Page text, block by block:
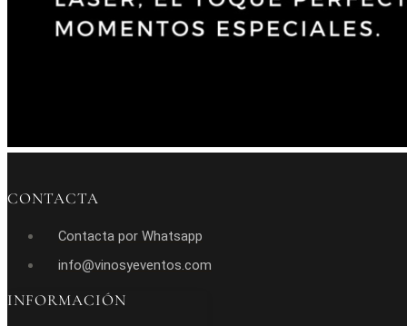
CONTACTA
Contacta por Whatsapp
info@vinosyeventos.com
INFORMACIÓN